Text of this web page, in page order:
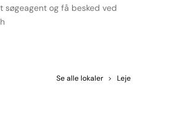
søgeagent og få besked ved
Se alle lokaler > Leje